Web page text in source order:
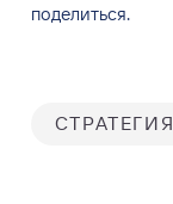
поделиться.
СТРАТЕГИЯ